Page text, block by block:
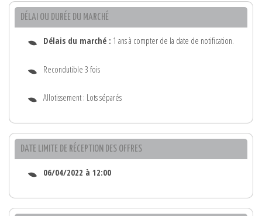
DÉLAI OU DURÉE DU MARCHÉ
Délais du marché : 1 ans à compter de la date de notification.
Recondutible 3 fois
Allotissement : Lots séparés
DATE LIMITE DE RÉCEPTION DES OFFRES
06/04/2022 à 12:00